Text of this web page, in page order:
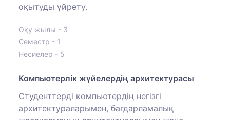
оқытуды үйрету.
Оқу жылы - 3
Семестр - 1
Несиелер - 5
Компьютерлік жүйелердің архитектурасы
Студенттерді компьютердің негізгі
архитектураларымен, бағдарламалық